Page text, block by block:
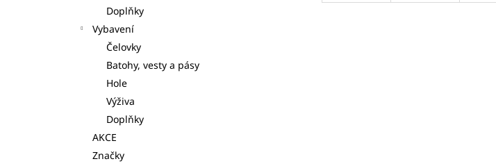
Doplňky
Vybavení
Čelovky
Batohy, vesty a pásy
Hole
Výživa
Doplňky
AKCE
Značky